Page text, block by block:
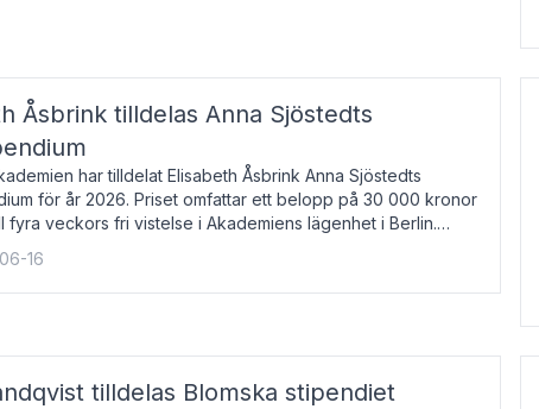
Åsbrink tilldelas Anna Sjöstedts
har tilldelat Elisabeth Åsbrink Anna Sjöstedts
för år 2026. Priset omfattar ett belopp på 30 000 kronor
fyra veckors fri vistelse i Akademiens lägenhet i Berlin.
född 1965 oc
16
tilldelas Blomska stipendiet